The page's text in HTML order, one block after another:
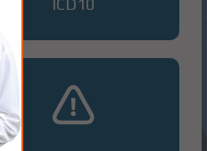
ICD10